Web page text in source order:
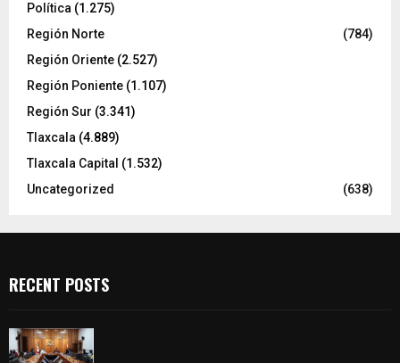
Política (1.275)
Región Norte
(784)
Región Oriente (2.527)
Región Poniente (1.107)
Región Sur (3.341)
Tlaxcala (4.889)
Tlaxcala Capital (1.532)
Uncategorized
(638)
RECENT POSTS